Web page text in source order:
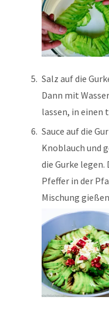
Salz auf die
Dann mit
lassen, in einen
Sauce auf die
Knoblauch und
die Gurke
Pfeffer in der
Mischung